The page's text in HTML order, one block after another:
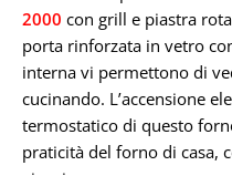
2000 con grill e piastra
porta rinforzata in vetro
interna vi permettono di
cucinando. L’accensione
termostatico di questo
praticità del forno di casa,